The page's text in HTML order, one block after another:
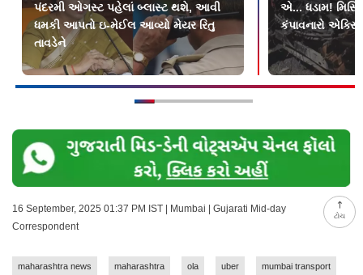
ટોચ
પંદરમી ઓગસ્ટ પહેલાં બ્લાસ્ટ થશે, આવી
ધમકી આપતો ઇ-મેઈલ આવ્યો મેયર રિતુ
તાવડેને
એ... ધડામ!
કંપાવનારો
16 September, 2025 01:37 PM IST | Mumbai | Gujarati Mid-day
Correspondent
maharashtra news maharashtra ola uber mumbai transport